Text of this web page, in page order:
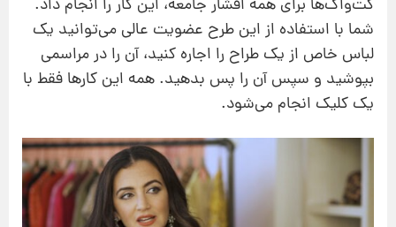
کت‌واک‌ها برای همه اقشار جامعه، این کار را انجام داد.
شما با استفاده از این طرح عضویت عالی می‌توانید یک
لباس خاص از یک طراح را اجاره کنید، آن را در مراسمی
بپوشید و سپس آن را پس بدهید. همه این کارها فقط با
یک کلیک انجام می‌شود.